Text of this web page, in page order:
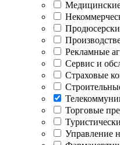
Рекламные
Сервис и
Страховые
Торговые
Управление